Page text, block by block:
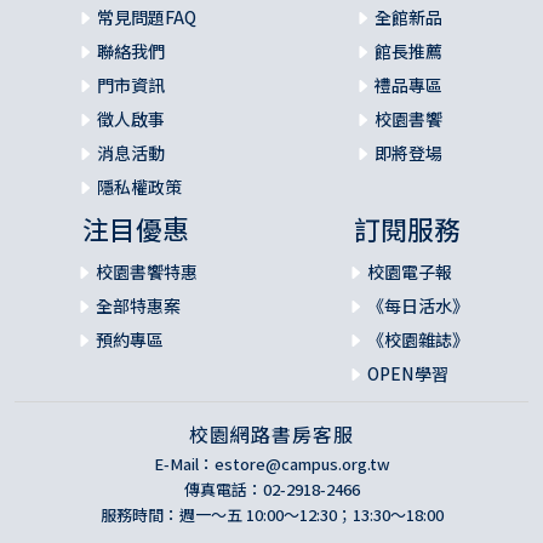
常見問題FAQ
聯絡我們
門市資訊
徵人啟事
消息活動
隱私權政策
全館新品
館長推薦
禮品專區
校園書饗
即將登場
注目優惠
校園書饗特惠
全部特惠案
預約專區
訂閱服務
校園電子報
《每日活水》
《校園雜誌》
OPEN學習
校園網路書房客服
E-Mail： estore@campus.org.tw
傳真電話：02-2918-2466
服務時間：週一～五 10:00～12:30；13:30～18:00